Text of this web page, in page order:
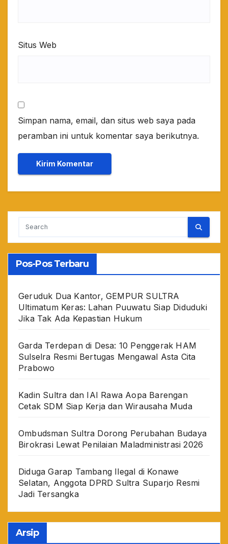
Situs Web
Simpan nama, email, dan situs web saya pada
peramban ini untuk komentar saya berikutnya.
Pos-Pos Terbaru
Geruduk Dua Kantor, GEMPUR SULTRA
Ultimatum Keras: Lahan Puuwatu Siap Diduduki
Jika Tak Ada Kepastian Hukum
Garda Terdepan di Desa: 10 Penggerak HAM
Sulselra Resmi Bertugas Mengawal Asta Cita
Prabowo
Kadin Sultra dan IAI Rawa Aopa Barengan
Cetak SDM Siap Kerja dan Wirausaha Muda
Ombudsman Sultra Dorong Perubahan Budaya
Birokrasi Lewat Penilaian Maladministrasi 2026
Diduga Garap Tambang Ilegal di Konawe
Selatan, Anggota DPRD Sultra Suparjo Resmi
Jadi Tersangka
Arsip